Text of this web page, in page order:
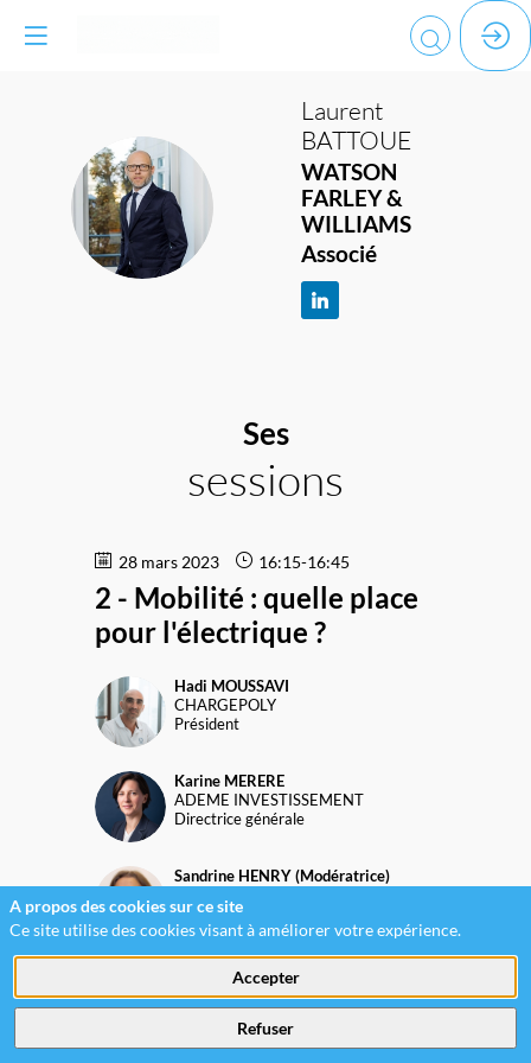
LB
Laurent
BATTOUE
WATSON
FARLEY &
WILLIAMS
Associé
Ses
sessions
28 mars 2023 16:15-16:45
2 - Mobilité : quelle place
pour l'électrique ?
HM
Hadi MOUSSAVI
CHARGEPOLY
Président
KM
Karine MERERE
ADEME INVESTISSEMENT
Directrice générale
SH(
Sandrine HENRY (Modératrice)
Déléguée générale
LB
BATTOUE
WATSON FARLEY & WILLIAMS
Associé
A propos des cookies sur ce site
Ce site utilise des cookies visant à améliorer votre expérience.
Accepter
Refuser